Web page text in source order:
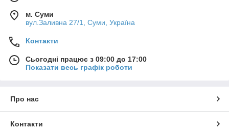
м. Суми
вул.Заливна 27/1, Суми, Україна
Контакти
Сьогодні працює з 09:00 до 17:00
Показати весь графік роботи
Про нас
Контакти